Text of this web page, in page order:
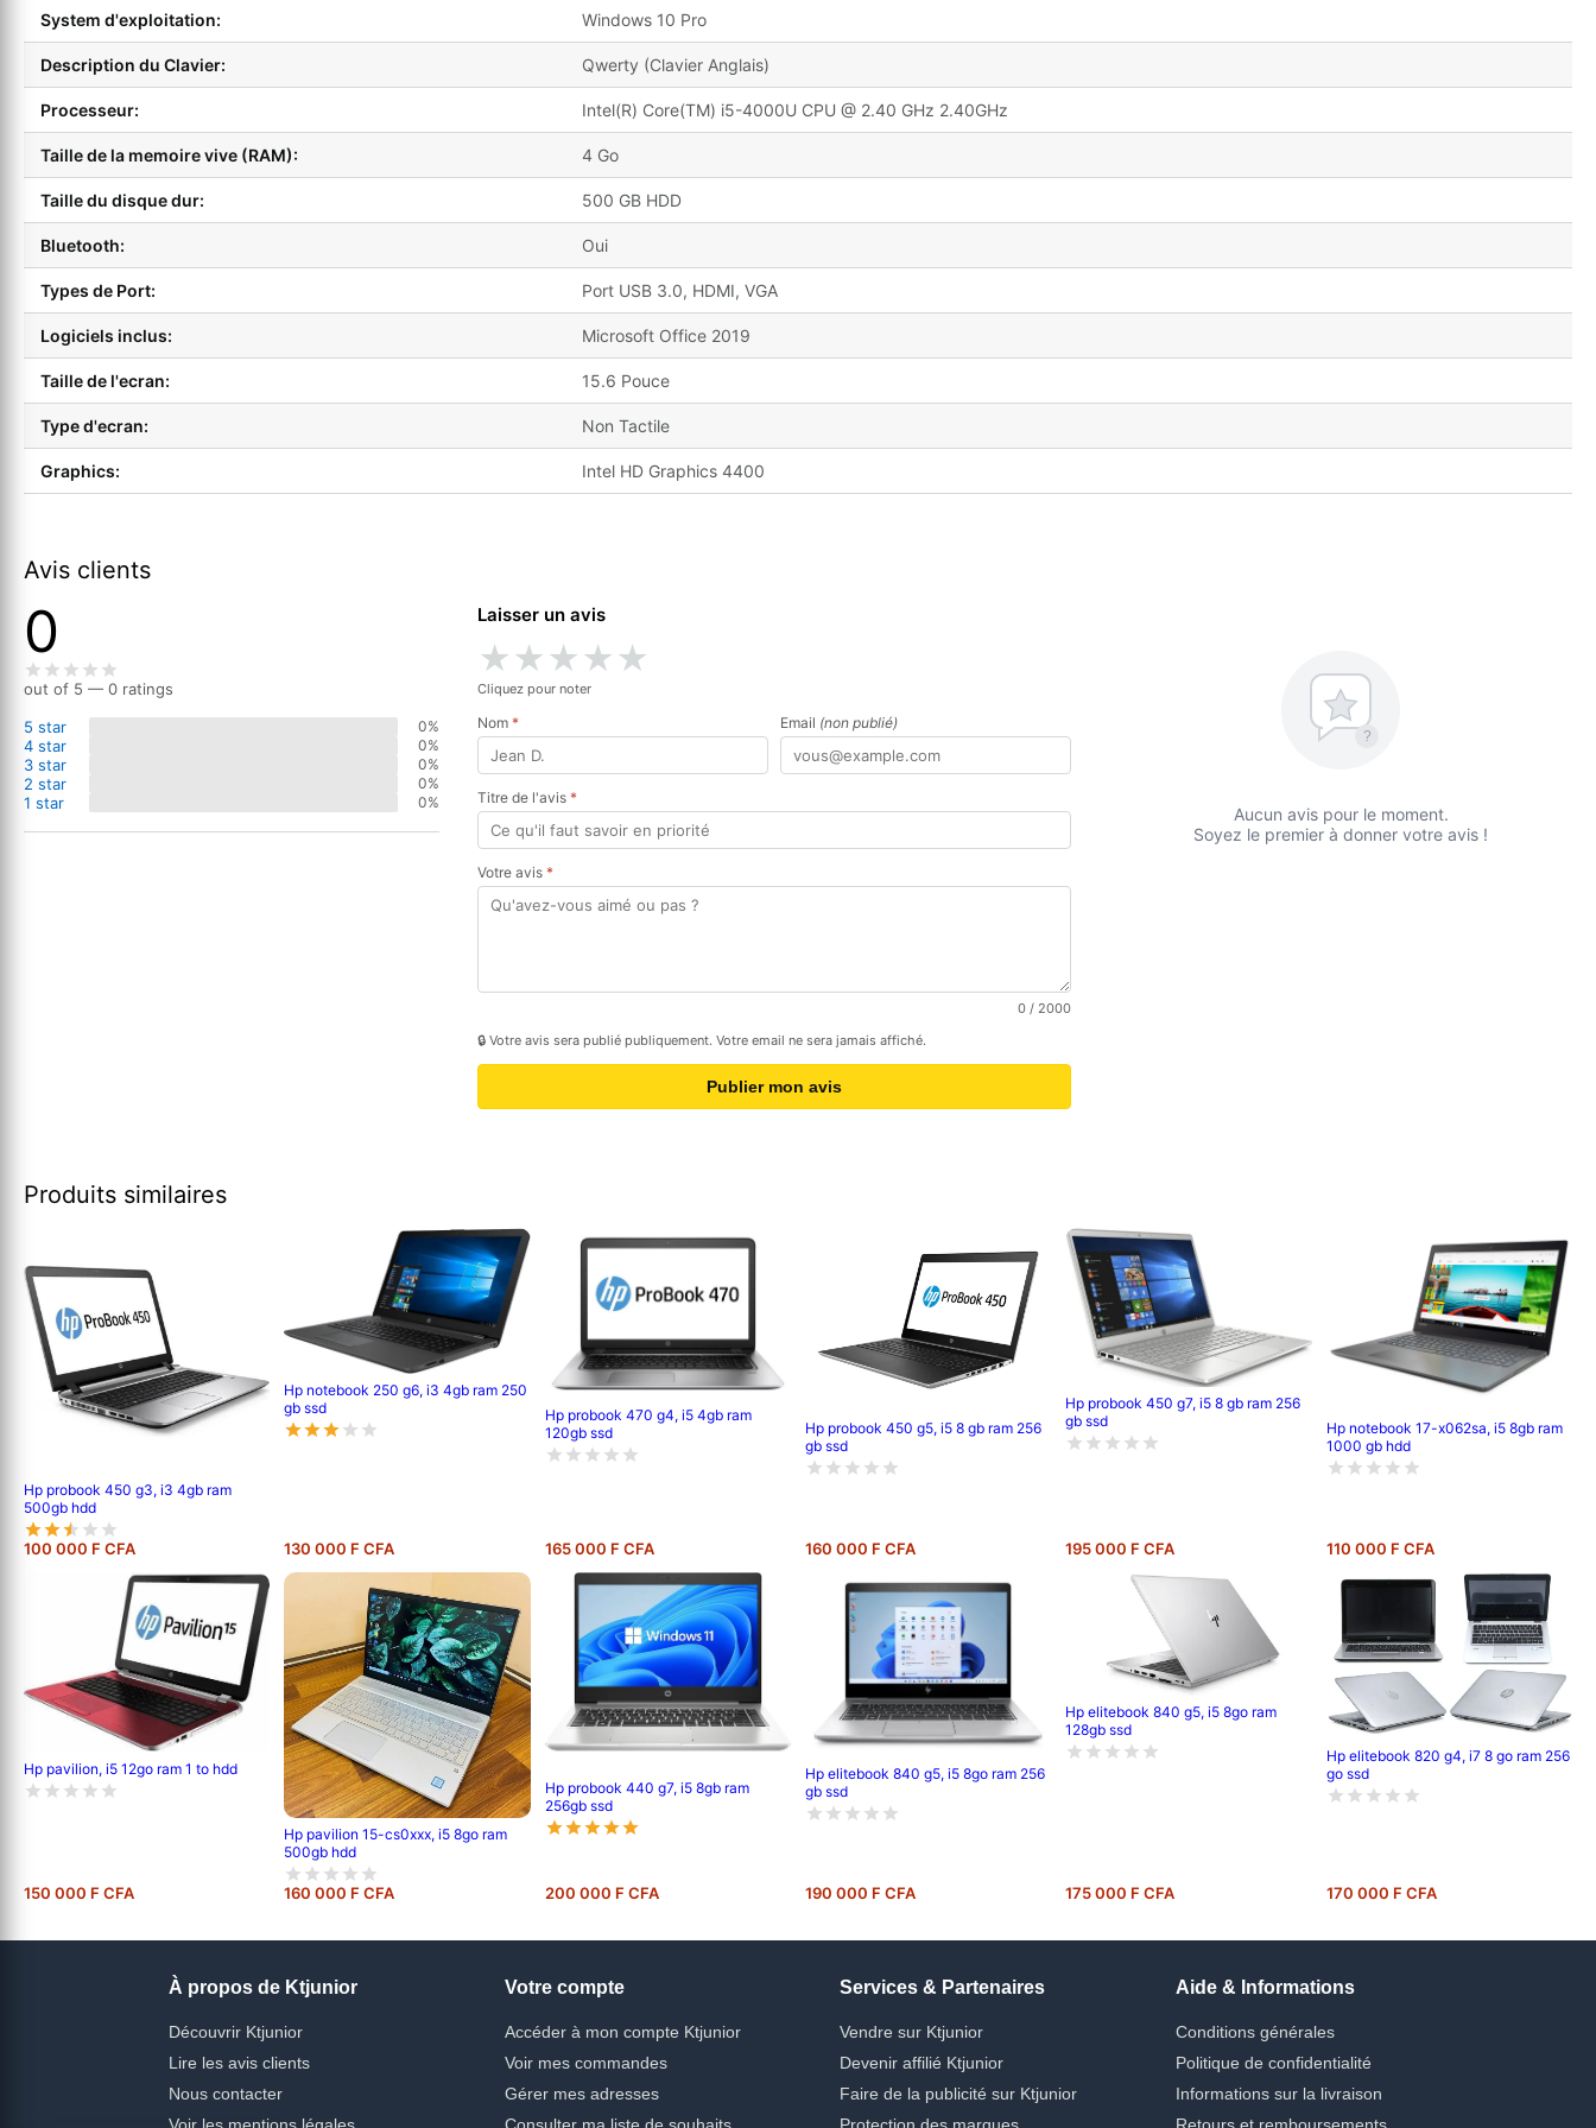
System d'exploitation: Windows 10 Pro
Description du Clavier: Qwerty (Clavier Anglais)
Processeur: Intel(R) Core(TM) i5-4000U CPU @ 2.40 GHz 2.40GHz
Taille de la memoire vive (RAM): 4 Go
Taille du disque dur: 500 GB HDD
Bluetooth: Oui
Types de Port: Port USB 3.0, HDMI, VGA
Logiciels inclus: Microsoft Office 2019
Taille de l'ecran: 15.6 Pouce
Type d'ecran: Non Tactile
Graphics: Intel HD Graphics 4400
Avis clients
0
out of 5 — 0 ratings
5 star
0%
4 star 0%
3 star 0%
2 star 0%
1 star 0%
Laisser un avis
★★★★★
Cliquez pour noter
Nom * Email (non publié)
Titre de l'avis *
Votre avis *
0 / 2000
🔒 Votre avis sera publié publiquement. Votre email ne sera jamais affiché.
Publier mon avis
?
Aucun avis pour le moment.
Soyez le premier à donner votre avis !
Produits similaires
Hp probook 450 g3, i3 4gb ram
500gb hdd
100 000 F CFA
Hp notebook 250 g6, i3 4gb ram 250
gb ssd
130 000 F CFA
Hp probook 470 g4, i5 4gb ram
120gb ssd
165 000 F CFA
Hp probook 450 g5, i5 8 gb ram 256
gb ssd
160 000 F CFA
Hp probook 450 g7, i5 8 gb ram 256
gb ssd
195 000 F CFA
Hp notebook 17-x062sa, i5 8gb ram
1000 gb hdd
110 000 F CFA
Hp pavilion, i5 12go ram 1 to hdd
150 000 F CFA
Hp pavilion 15-cs0xxx, i5 8go ram
500gb hdd
160 000 F CFA
Hp probook 440 g7, i5 8gb ram
256gb ssd
200 000 F CFA
Hp elitebook 840 g5, i5 8go ram 256
gb ssd
190 000 F CFA
Hp elitebook 840 g5, i5 8go ram
128gb ssd
175 000 F CFA
Hp elitebook 820 g4, i7 8 go ram 256
go ssd
170 000 F CFA
À propos de Ktjunior
Découvrir Ktjunior
Lire les avis clients
Nous contacter
Votre compte
Accéder à mon compte Ktjunior
Voir mes commandes
Gérer mes adresses
Services & Partenaires
Vendre sur Ktjunior
Devenir affilié Ktjunior
Faire de la publicité sur Ktjunior
Aide & Informations
Conditions générales
Politique de confidentialité
Informations sur la livraison